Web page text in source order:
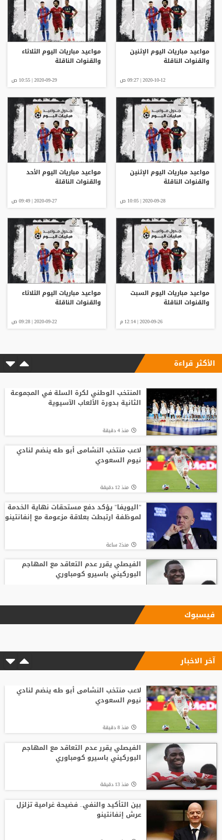
مواعيد مباريات اليوم الإثنين
والقنوات الناقلة
2020-10-12 | 09:27 ص
مواعيد مباريات اليوم الثلاثاء
والقنوات الناقلة
2020-09-29 | 10:55 ص
مواعيد مباريات اليوم الإثنين
والقنوات الناقلة
2020-09-28 | 10:05 ص
مواعيد مباريات اليوم الأحد
والقنوات الناقلة
2020-09-27 | 09:49 ص
مواعيد مباريات اليوم السبت
والقنوات الناقلة
2020-09-26 | 12:14 م
مواعيد مباريات اليوم الثلاثاء
والقنوات الناقلة
2020-09-22 | 09:28 ص
الأكثر قراءة
المنتخب الوطني لكرة السلة في المجموعة
الثانية بدورة الألعاب الآسيوية
منذ 4 دقيقة
لاعب منتخب النشامى أبو طه ينضم لنادي
نيوم السعودي
منذ 12 دقيقة
"اليويفا" يؤكد دفع مستحقات نهاية الخدمة
لموظفة ارتبطت بعلاقة مزعومة مع إنفانتينو
منذ2 ساعة
الفيصلي يقرر عدم التعاقد مع المهاجم
البوركيني باسيرو كومباوري
"النادي اتخذ قراره".. أول تعليق لسيميوني
جديد
قبل بداية الموسم الجديد.. رونالدو يوجه
صدمة كبرى إلى جماهير النصر السعودي
تشيلسي يهزم ميلان بثلاثية نظيفة
فيسبوك
آخر الاخبار
لاعب منتخب النشامى أبو طه ينضم لنادي
نيوم السعودي
منذ 8 دقيقة
الفيصلي يقرر عدم التعاقد مع المهاجم
البوركيني باسيرو كومباوري
منذ 13 دقيقة
بين التأكيد والنفي.. فضيحة غرامية تزلزل
عرش إنفانتينو